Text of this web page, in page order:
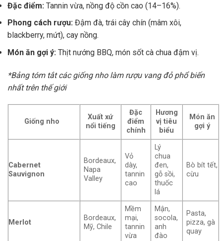
Đặc điểm: Tannin vừa, nồng độ cồn cao (14–16%).
Phong cách rượu: Đậm đà, trái cây chín (mâm xôi,
blackberry, mứt), cay nồng.
Món ăn gợi ý: Thịt nướng BBQ, món sốt cà chua đậm vị.
*Bảng tóm tắt các giống nho làm rượu vang đỏ phổ biến
nhất trên thế giới
Giống nho
Xuất xứ
nổi tiếng
Đặc
điểm
chính
Hương
vị tiêu
biểu
Món ăn
gợi ý
Cabernet
Sauvignon
Bordeaux,
Napa
Valley
Vỏ
dày,
tannin
cao
Lý
chua
đen,
gỗ sồi,
thuốc
lá
Bò bít tết,
cừu
Merlot
Bordeaux,
Mỹ, Chile
Mềm
mại,
tannin
vừa
Mận,
socola,
anh
đào
Pasta,
pizza, gà
quay